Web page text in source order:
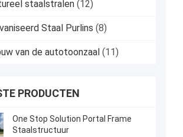
staalstralen (12)
Staal Purlins (8)
van de autotoonzaal (11)
PRODUCTEN
One Stop Solution Portal Frame
Staalstructuur